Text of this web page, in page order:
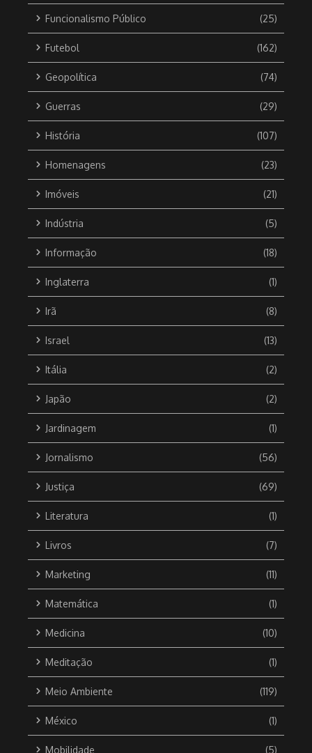
Funcionalismo Público (25)
Futebol (162)
Geopolítica (74)
Guerras (29)
História (107)
Homenagens (23)
Imóveis (21)
Indústria (5)
Informação (18)
Inglaterra (1)
Irã (8)
Israel (13)
Itália (2)
Japão (2)
Jardinagem (1)
Jornalismo (56)
Justiça (69)
Literatura (1)
Livros (7)
Marketing (11)
Matemática (1)
Medicina (10)
Meditação (1)
Meio Ambiente (119)
México (1)
Mobilidade (5)